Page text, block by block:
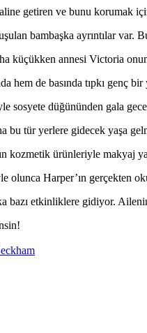
getiren ve bunu korumak
bambaşka ayrıntılar var.
annesi Victoria onun
hem de basında tıpkı genç
sosyete düğününden gala
bu tür yerlere gidecek yaşa
kozmetik ürünleriyle makyaj
Harper’ın gerçekten
bazı etkinliklere gidiyor.